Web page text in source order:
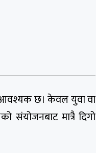
आवश्यक छ। केवल युवा वा
संयोजनबाट मात्रै दिगो